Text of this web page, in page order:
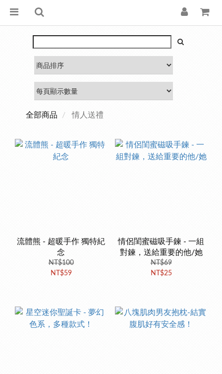
全部商品 情人送禮
流體熊 - 超暖手作 獨特紀
念
NT$100
NT$59
情侶閨蜜磁吸手鍊 - 一組
對鍊，送給重要的他/她
NT$69
NT$25